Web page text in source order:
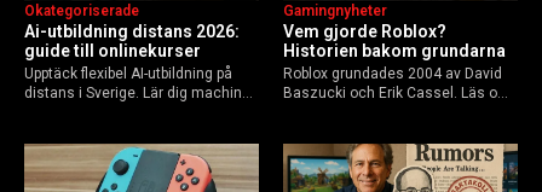
Ai-utbildning distans 2026:
guide till onlinekurser
Okategoriserade
Upptäck flexibel AI-utbildning på
distans i Sverige. Lär dig machine
Guide för nybörjare och
yrkesverksamma som vill bygga…
Vem gjorde Roblox?
Historien bakom grundarna
Gamingnyheter
Roblox grundades 2004 av David
Baszucki och Erik Cassel. Läs om
användare 2025, och vad som
händer inför 2026.